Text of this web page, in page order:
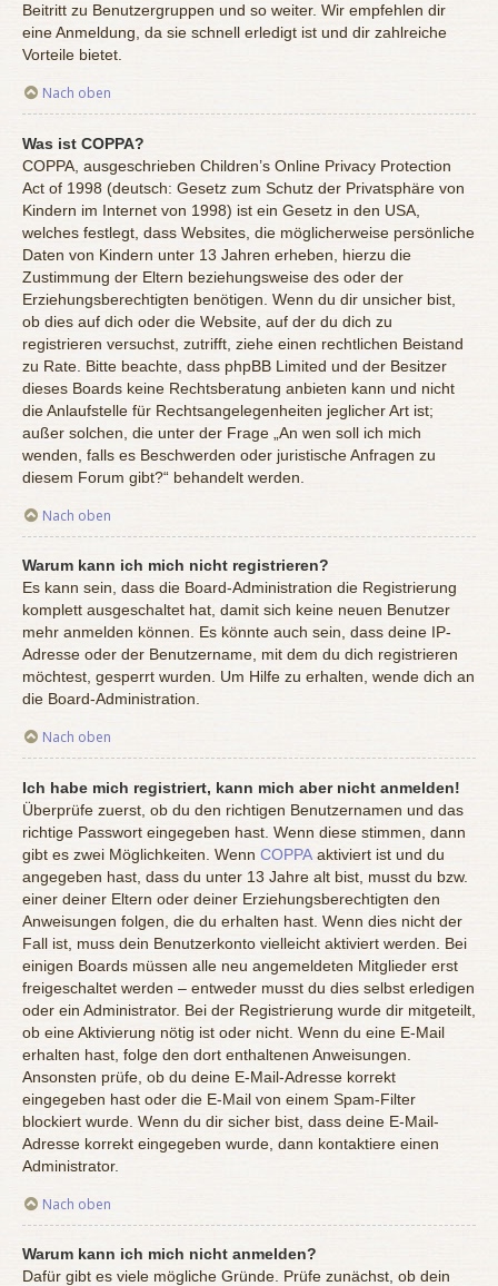
Beitritt zu Benutzergruppen und so weiter. Wir empfehlen dir
eine Anmeldung, da sie schnell erledigt ist und dir zahlreiche
Vorteile bietet.
Nach oben
Was ist COPPA?
COPPA, ausgeschrieben Children’s Online Privacy Protection
Act of 1998 (deutsch: Gesetz zum Schutz der Privatsphäre von
Kindern im Internet von 1998) ist ein Gesetz in den USA,
welches festlegt, dass Websites, die möglicherweise persönliche
Daten von Kindern unter 13 Jahren erheben, hierzu die
Zustimmung der Eltern beziehungsweise des oder der
Erziehungsberechtigten benötigen. Wenn du dir unsicher bist,
ob dies auf dich oder die Website, auf der du dich zu
registrieren versuchst, zutrifft, ziehe einen rechtlichen Beistand
zu Rate. Bitte beachte, dass phpBB Limited und der Besitzer
dieses Boards keine Rechtsberatung anbieten kann und nicht
die Anlaufstelle für Rechtsangelegenheiten jeglicher Art ist;
außer solchen, die unter der Frage „An wen soll ich mich
wenden, falls es Beschwerden oder juristische Anfragen zu
diesem Forum gibt?“ behandelt werden.
Nach oben
Warum kann ich mich nicht registrieren?
Es kann sein, dass die Board-Administration die Registrierung
komplett ausgeschaltet hat, damit sich keine neuen Benutzer
mehr anmelden können. Es könnte auch sein, dass deine IP-
Adresse oder der Benutzername, mit dem du dich registrieren
möchtest, gesperrt wurden. Um Hilfe zu erhalten, wende dich an
die Board-Administration.
Nach oben
Ich habe mich registriert, kann mich aber nicht anmelden!
Überprüfe zuerst, ob du den richtigen Benutzernamen und das
richtige Passwort eingegeben hast. Wenn diese stimmen, dann
gibt es zwei Möglichkeiten. Wenn COPPA aktiviert ist und du
angegeben hast, dass du unter 13 Jahre alt bist, musst du bzw.
einer deiner Eltern oder deiner Erziehungsberechtigten den
Anweisungen folgen, die du erhalten hast. Wenn dies nicht der
Fall ist, muss dein Benutzerkonto vielleicht aktiviert werden. Bei
einigen Boards müssen alle neu angemeldeten Mitglieder erst
freigeschaltet werden – entweder musst du dies selbst erledigen
oder ein Administrator. Bei der Registrierung wurde dir mitgeteilt,
ob eine Aktivierung nötig ist oder nicht. Wenn du eine E-Mail
erhalten hast, folge den dort enthaltenen Anweisungen.
Ansonsten prüfe, ob du deine E-Mail-Adresse korrekt
eingegeben hast oder die E-Mail von einem Spam-Filter
blockiert wurde. Wenn du dir sicher bist, dass deine E-Mail-
Adresse korrekt eingegeben wurde, dann kontaktiere einen
Administrator.
Nach oben
Warum kann ich mich nicht anmelden?
Dafür gibt es viele mögliche Gründe. Prüfe zunächst, ob dein